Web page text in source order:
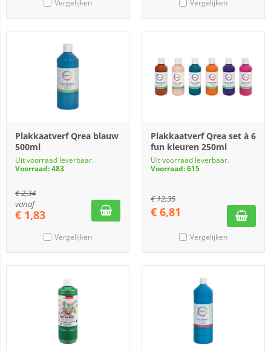
Vergelijken Vergelijken
Plakkaatverf Qrea blauw
500ml
Uit voorraad leverbaar.
Voorraad: 483
€2,34
vanaf
€ 1,83
Vergelijken
Plakkaatverf Qrea set à 6
fun kleuren 250ml
Uit voorraad leverbaar.
Voorraad: 615
€12,35
€ 6,81
Vergelijken